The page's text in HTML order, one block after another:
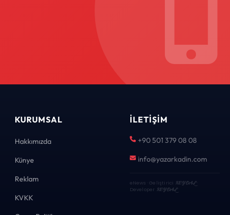
KURUMSAL
Hakkımızda
Künye
Reklam
KVKK
İLETIŞIM
+90 501 379 08 08
info@yazarkadin.com
eNews · Geliştirici KEYDAL·
Developer KEYDAL